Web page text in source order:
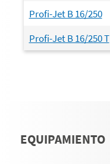
Profi-Jet B 16/250
Profi-Jet B 16/250 T
EQUIPAMIENTO